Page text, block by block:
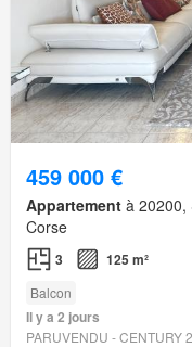
459 000 €
Appartement à 20200,
Corse
3 125 m²
Balcon
Il y a 2 jours
PARUVENDU - CENTURY